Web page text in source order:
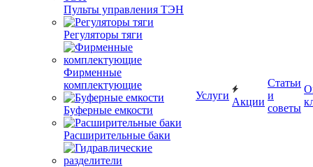
Пульты управления ТЭН
Регуляторы тяги
Фирменные
комплектующие
Буферные емкости
Расширительные баки
Услуги
Акции
Статьи
и
советы